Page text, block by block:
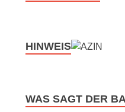
HINWEIS
WAS SAGT DER